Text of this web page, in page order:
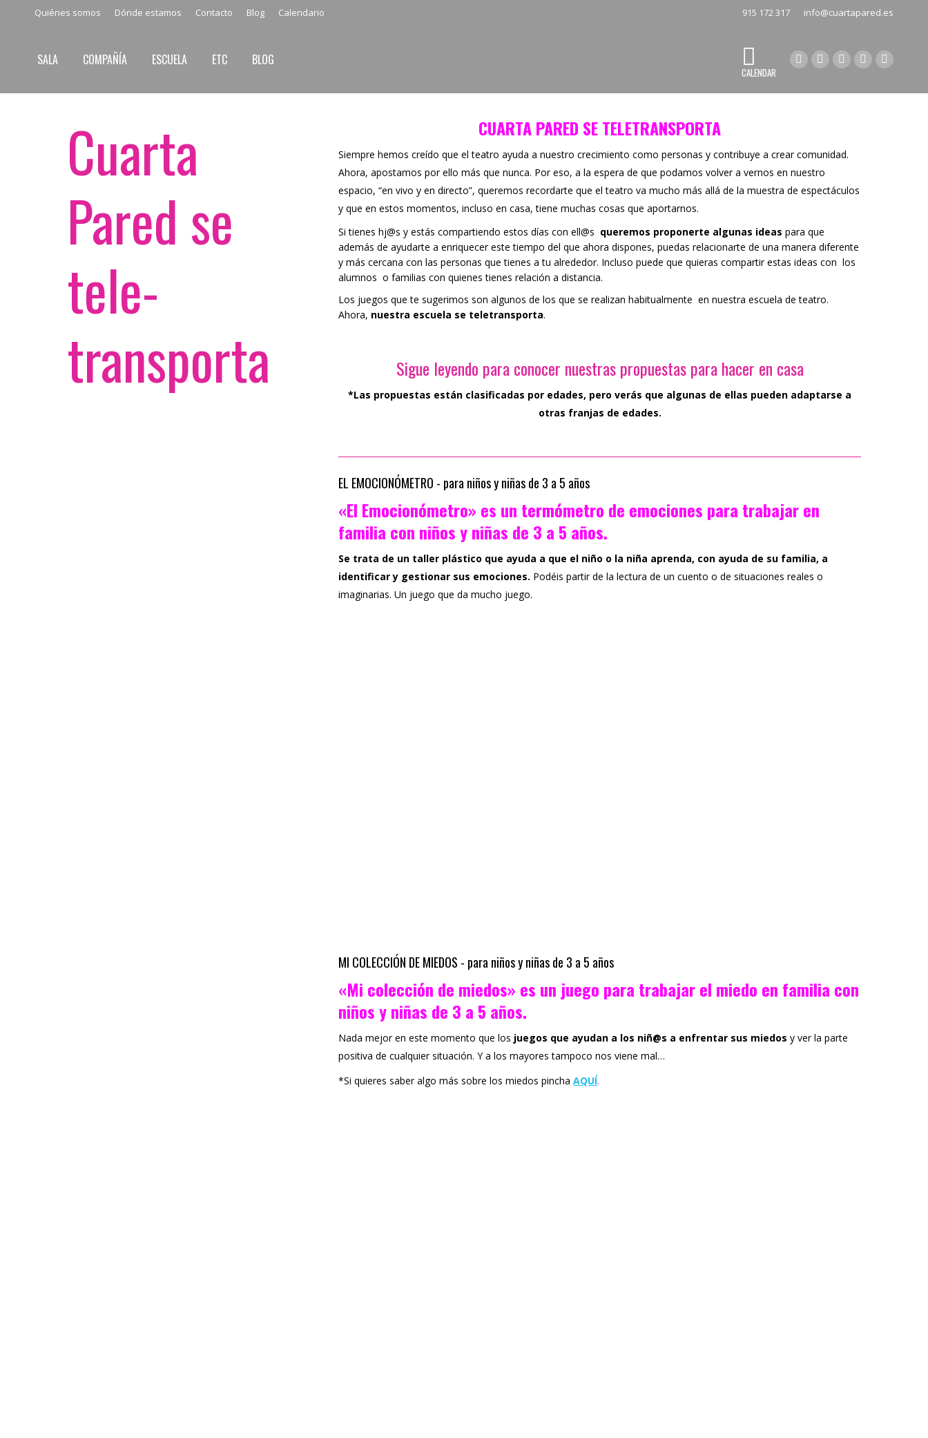
Quiénes somos Dónde estamos Contacto Blog Calendario 915 172 317 info@cuartapared.es
SALA COMPAÑÍA ESCUELA ETC BLOG
CALENDAR
Facebook
una
ventana
nueva
X
una
ventana
nueva
Flickr
una
nueva
YouTube
Cuarta
Pared se
tele-
transporta
CUARTA PARED SE TELETRANSPORTA
Siempre hemos creído que el teatro ayuda a nuestro crecimiento como personas y contribuye a crear comunidad.
Ahora, apostamos por ello más que nunca. Por eso, a la espera de que podamos volver a vernos en nuestro
espacio, “en vivo y en directo”, queremos recordarte que el teatro va mucho más allá de la muestra de espectáculos
y que en estos momentos, incluso en casa, tiene muchas cosas que aportarnos.
Si tienes hj@s y estás compartiendo estos días con ell@s queremos proponerte algunas ideas para que
además de ayudarte a enriquecer este tiempo del que ahora dispones, puedas relacionarte de una manera diferente
y más cercana con las personas que tienes a tu alrededor. Incluso puede que quieras compartir estas ideas con los
alumnos o familias con quienes tienes relación a distancia.
Los juegos que te sugerimos son algunos de los que se realizan habitualmente en nuestra escuela de teatro.
Ahora, nuestra escuela se teletransporta.
Sigue leyendo para conocer nuestras propuestas para hacer en casa
*Las propuestas están clasificadas por edades, pero verás que algunas de ellas pueden adaptarse a
otras franjas de edades.
EL EMOCIONÓMETRO - para niños y niñas de 3 a 5 años
«El Emocionómetro» es un termómetro de emociones para trabajar en
familia con niños y niñas de 3 a 5 años.
Se trata de un taller plástico que ayuda a que el niño o la niña aprenda, con ayuda de su familia, a
identificar y gestionar sus emociones. Podéis partir de la lectura de un cuento o de situaciones reales o
imaginarias. Un juego que da mucho juego.
MI COLECCIÓN DE MIEDOS - para niños y niñas de 3 a 5 años
«Mi colección de miedos» es un juego para trabajar el miedo en familia con
niños y niñas de 3 a 5 años.
Nada mejor en este momento que los juegos que ayudan a los niñ@s a enfrentar sus miedos y ver la parte
positiva de cualquier situación. Y a los mayores tampoco nos viene mal…
*Si quieres saber algo más sobre los miedos pinchaAQUÍ.